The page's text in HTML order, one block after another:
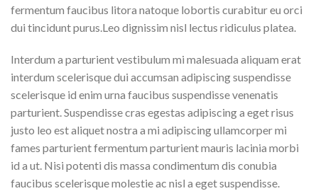
fermentum faucibus litora natoque lobortis curabitur eu orci
dui tincidunt purus.Leo dignissim nisl lectus ridiculus platea.
Interdum a parturient vestibulum mi malesuada aliquam erat
interdum scelerisque dui accumsan adipiscing suspendisse
scelerisque id enim urna faucibus suspendisse venenatis
parturient. Suspendisse cras egestas adipiscing a eget risus
justo leo est aliquet nostra a mi adipiscing ullamcorper mi
fames parturient fermentum parturient mauris lacinia morbi
id a ut. Nisi potenti dis massa condimentum dis conubia
faucibus scelerisque molestie ac nisl a eget suspendisse.